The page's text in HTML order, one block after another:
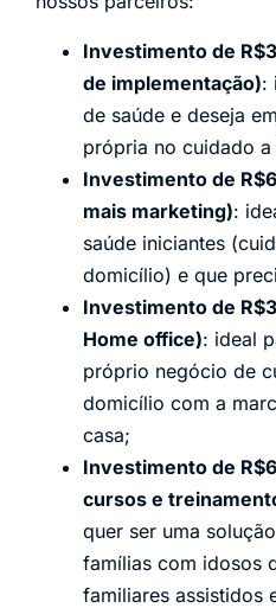
Investimento de
de implementação):
de saúde e deseja
própria no cuidado
Investimento de
mais marketing):
saúde iniciantes
domicílio) e que
Investimento de
Home office): ideal
próprio negócio de
domicílio com a
casa;
Investimento de
cursos e
quer ser uma
famílias com idosos
familiares assistidos